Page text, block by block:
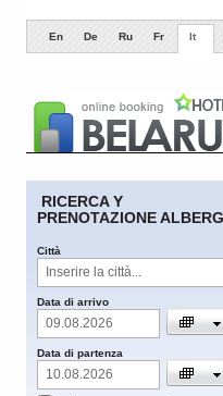
En De Ru Fr It
RICERCA Y
PRENOTAZIONE
Сittà
​Data di arrivo
​Data di partenza